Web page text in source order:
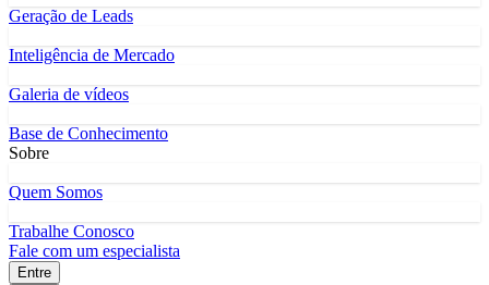
Geração de Leads
Inteligência de Mercado
Galeria de vídeos
Base de Conhecimento
Sobre
Quem Somos
Trabalhe Conosco
Fale com um especialista
Entre